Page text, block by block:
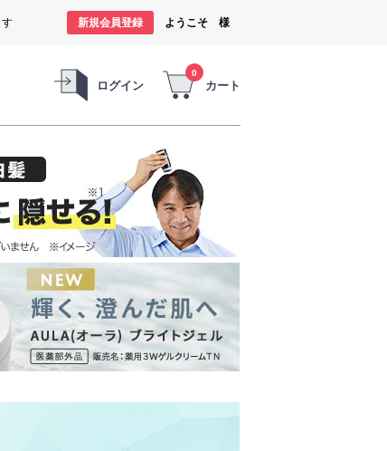
新規会員登録 ようこそ 様
ログイン
0
カート